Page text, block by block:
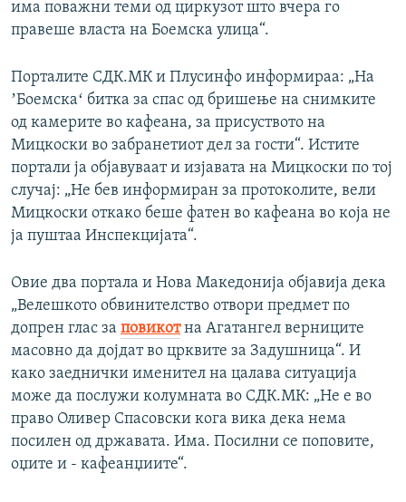
има поважни теми од циркузот што вчера го
правеше власта на Боемска улица“.
Порталите СДК.МК и Плусинфо информираа: „На
ʼБоемскаʻ битка за спас од бришење на снимките
од камерите во кафеана, за присуството на
Мицкоски во забранетиот дел за гости“. Истите
портали ја објавуваат и изјавата на Мицкоски по тој
случај: „Не бев информиран за протоколите, вели
Мицкоски откако беше фатен во кафеана во која не
ја пуштаа Инспекцијата“.
Овие два портала и Нова Македонија објавија дека
„Велешкото обвинителство отвори предмет по
допрен глас за повикотна Агатангел верниците
масовно да дојдат во црквите за Задушница“. И
како заеднички именител на цалава ситуација
може да послужи колумната во СДК.МК: „Не е во
право Оливер Спасовски кога вика дека нема
посилен од државата. Има. Посилни се поповите,
оџите и - кафеанџиите“.